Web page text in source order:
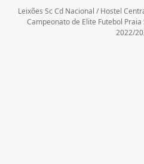
Leixões Sc Cd Nacional / Hostel
Campeonato de Elite Futebol
2022/